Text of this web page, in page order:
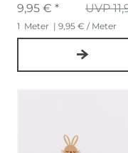
UVP
9,95 € *
1 Meter | 9,95 € / Meter